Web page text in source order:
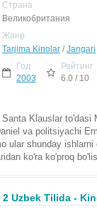
Страна
Великобритания
Жанр
Tarjima Kinolar /Jangari
Год
2003
Рейтинг
6.0 / 10
Klauslar to'dasi
va politsiyachi
ular shunday ishlarni
ko'ra ko'proq
Uzbek Tilida -